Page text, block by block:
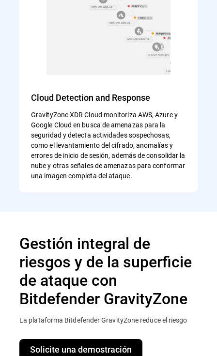
Cloud Detection and Response
GravityZone XDR Cloud monitoriza AWS, Azure y
Google Cloud en busca de amenazas para la
seguridad y detecta actividades sospechosas,
como el levantamiento del cifrado, anomalías y
errores de inicio de sesión, además de consolidar la
nube y otras señales de amenazas para conformar
una imagen completa del ataque.
Gestión integral de
riesgos y de la superficie
de ataque con
Bitdefender GravityZone
La plataforma Bitdefender GravityZone reduce el riesgo
Solicite una demostración